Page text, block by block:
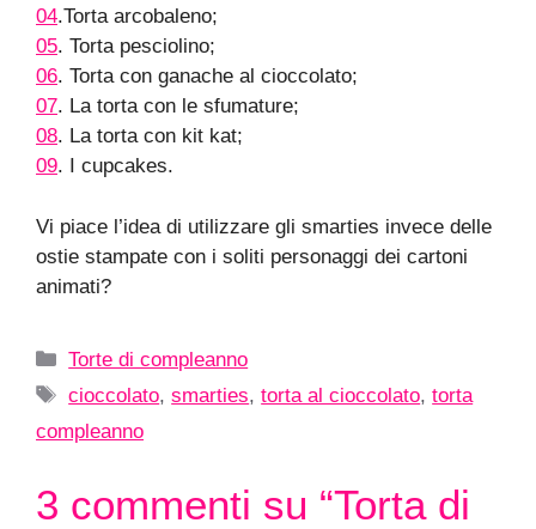
04.Torta arcobaleno;
05. Torta pesciolino;
06. Torta con ganache al cioccolato;
07. La torta con le sfumature;
08. La torta con kit kat;
09. I cupcakes.
Vi piace l’idea di utilizzare gli smarties invece delle
ostie stampate con i soliti personaggi dei cartoni
animati?
Categorie
Torte di compleanno
Tag
cioccolato,smarties,torta al cioccolato,torta
compleanno
3 commenti su “Torta di